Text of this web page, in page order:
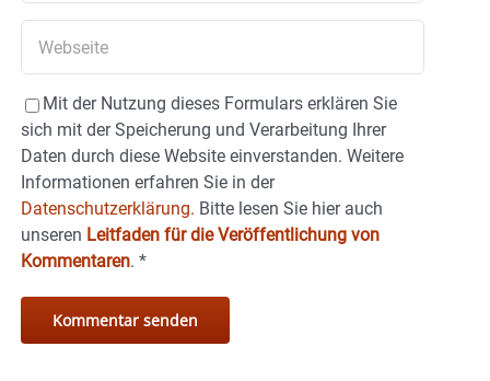
Mit der Nutzung dieses Formulars erklären Sie
sich mit der Speicherung und Verarbeitung Ihrer
Daten durch diese Website einverstanden. Weitere
Informationen erfahren Sie in der
Datenschutzerklärung. Bitte lesen Sie hier auch
unseren Leitfaden für die Veröffentlichung von
Kommentaren. *